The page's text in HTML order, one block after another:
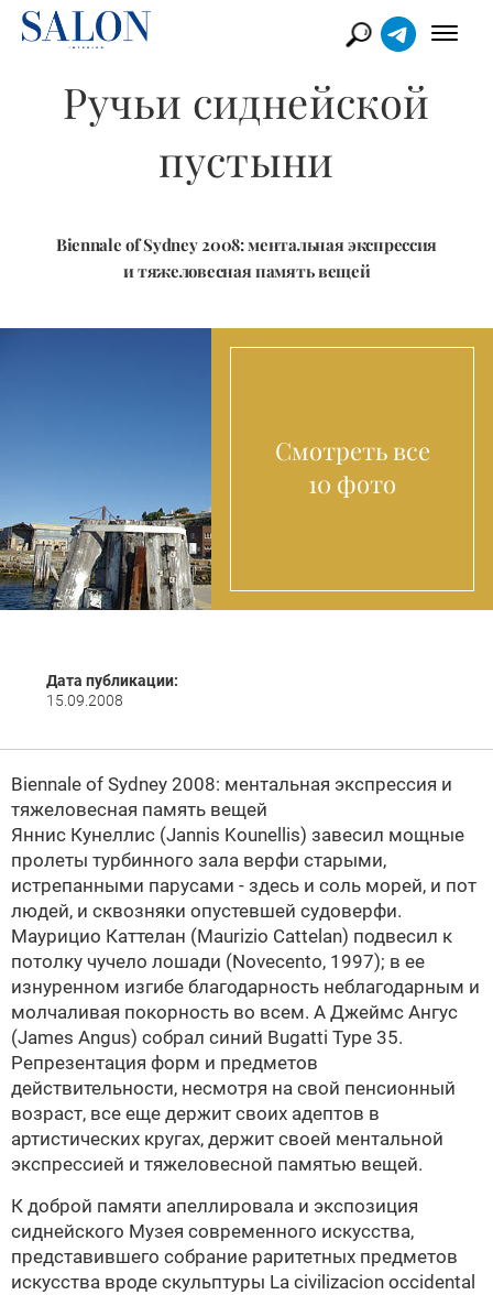
Ручьи сиднейской
пустыни
Biennale of Sydney 2008: ментальная экспрессия
и тяжеловесная память вещей
Смотреть все
10 фото
Дата публикации:
15.09.2008
Biennale of Sydney 2008: ментальная экспрессия и
тяжеловесная память вещей
Яннис Кунеллис (Jannis Kounellis) завесил мощные
пролеты турбинного зала верфи старыми,
истрепанными парусами - здесь и соль морей, и пот
людей, и сквозняки опустевшей судоверфи.
Маурицио Каттелан (Maurizio Cattelan) подвесил к
потолку чучело лошади (Novecento, 1997); в ее
изнуренном изгибе благодарность неблагодарным и
молчаливая покорность во всем. А Джеймс Ангус
(James Angus) собрал синий Bugatti Type 35.
Репрезентация форм и предметов
действительности, несмотря на свой пенсионный
возраст, все еще держит своих адептов в
артистических кругах, держит своей ментальной
экспрессией и тяжеловесной памятью вещей.
К доброй памяти апеллировала и экспозиция
сиднейского Музея современного искусства,
представившего собрание раритетных предметов
искусства вроде скульптуры La civilizacion occidental